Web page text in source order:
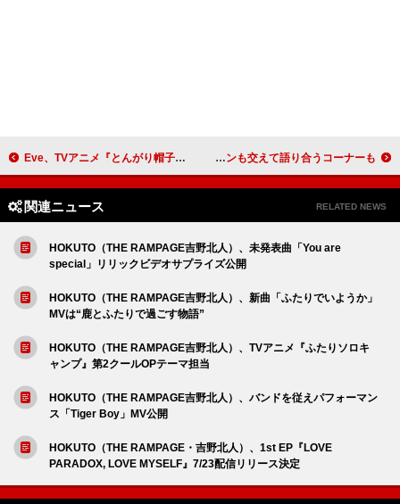
Eve、TVアニメ『とんがり帽子のアトリエ』OPにsuis（ヨルシカ）をゲストボーカルに迎えた新曲書き下ろし BABYTANTSと飲み語るトークイベント【BABYTANTSとアイドルを語る会】3/17開催決定！ ファンも交えて語り合うコーナーも
関連ニュース RELATED NEWS
HOKUTO（THE RAMPAGE吉野北人）、未発表曲「You are
special」リリックビデオサプライズ公開
HOKUTO（THE RAMPAGE吉野北人）、新曲「ふたりでいようか」
MVは“鹿とふたりで過ごす物語”
HOKUTO（THE RAMPAGE吉野北人）、TVアニメ『ふたりソロキ
ャンプ』第2クールOPテーマ担当
HOKUTO（THE RAMPAGE吉野北人）、バンドを従えパフォーマン
ス「Tiger Boy」MV公開
HOKUTO（THE RAMPAGE・吉野北人）、1st EP『LOVE
PARADOX, LOVE MYSELF』7/23配信リリース決定